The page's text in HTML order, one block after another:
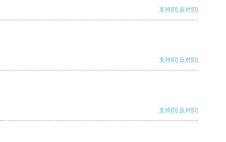
支持[0] 反对[0]
支持[0] 反对[0]
支持[0] 反对[0]